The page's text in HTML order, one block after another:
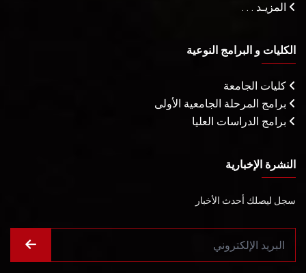
المزيـد . . .
الكليات و البرامج النوعية
كليات الجامعة
برامج المرحلة الجامعية الأولى
برامج الدراسات العليا
النشرة الإخبارية
سجل ليصلك أحدث الأخبار